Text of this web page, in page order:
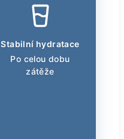
Stabilní hydratace
Po celou dobu
zátěže